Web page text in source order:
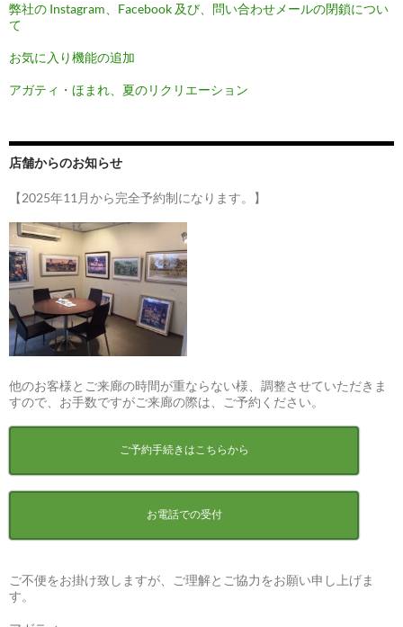
弊社の Instagram、Facebook 及び、問い合わせメールの閉鎖につい
て
お気に入り機能の追加
アガティ・ほまれ、夏のリクリエーション
店舗からのお知らせ
【2025年11月から完全予約制になります。】
他のお客様とご来廊の時間が重ならない様、調整させていただきま
すので、お手数ですがご来廊の際は、ご予約ください。
ご予約手続きはこちらから
お電話での受付
ご不便をお掛け致しますが、ご理解とご協力をお願い申し上げま
す。